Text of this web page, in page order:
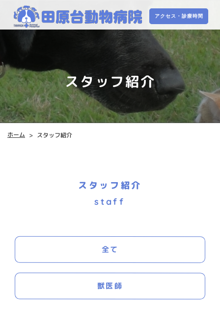
アクセス・診療時間
スタッフ紹介
ホーム > スタッフ紹介
スタッフ紹介
staff
全て
獣医師
アクセス・診療時間